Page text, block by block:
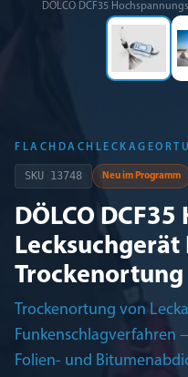
DÖLCO DCF35
SKU 13748 Neu im Programm
DÖLCO
Trockenortung
Trockenortung von
Folien- und